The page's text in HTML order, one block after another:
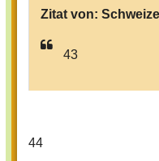
Zitat von:
43
44